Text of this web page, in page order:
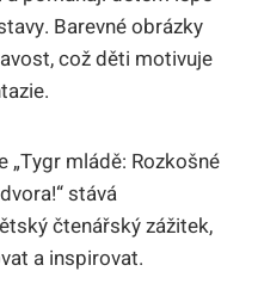
Barevné obrázky
což děti motivuje
mládě: Rozkošné
stává
čtenářský zážitek,
a inspirovat.